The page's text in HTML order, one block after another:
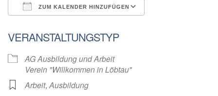
ZUM KALENDER HINZUFÜGEN
VERANSTALTUNGSTYP
AG Ausbildung und Arbeit
Verein "Willkommen in Löbtau"
Arbeit,Ausbildung